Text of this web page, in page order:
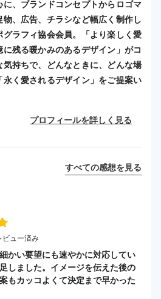
、ブランドコンセプトからロゴマ
、広告、チラシなど幅広く制作し
ラフィ協会会員。「より楽しく愛
残る暖かみのあるデザイン」がコ
持ちで、どんなときに、どんな場
く愛されるデザイン」をご提案い
プロフィールを詳しく見る
すべての感想を見る
ュー済み
かい要望にも速やかに対応してい
しました。イメージを伝えた後の
もカッコよくて決定まで早かった